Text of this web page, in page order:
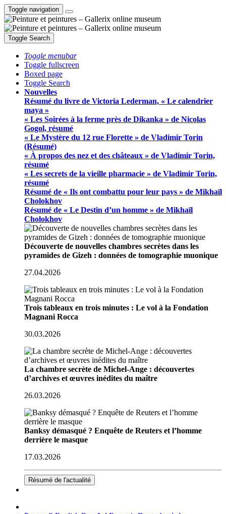
Toggle navigation
Toggle Search
Toggle menubar
Toggle fullscreen
Boxed page
Toggle Search
Nouvelles
Résumé du livre de Victoria Lederman, « Le calendrier
maya »
« Les Soirées à la ferme près de Dikanka » de Nicolas
Gogol, résumé
« Le Mystère du 12 rue Florette » de Vladimir Torin
(Résumé)
« À propos des nez et des châteaux » de Vladimir Torin,
résumé
« Les secrets de la vieille pharmacie » de Vladimir Torin,
résumé
Résumé de « Ils ont combattu pour leur pays » de Mikhaïl
Cholokhov
Résumé de « Le Destin d’un homme » de Mikhaïl
Cholokhov
Découverte de nouvelles chambres secrètes dans les
pyramides de Gizeh : données de tomographie muonique
27.04.2026
Trois tableaux en trois minutes : Le vol à la Fondation
Magnani Rocca
30.03.2026
La chambre secrète de Michel-Ange : découvertes
d’archives et œuvres inédites du maître
26.03.2026
Banksy démasqué ? Enquête de Reuters et l’homme
derrière le masque
17.03.2026
Résumé de l'actualité